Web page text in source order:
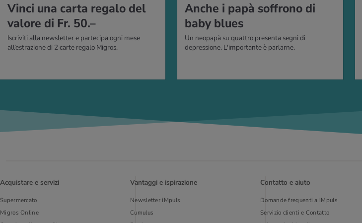
Vinci una carta regalo del
valore di Fr. 50.–
Iscriviti alla newsletter e partecipa ogni mese
all’estrazione di 2 carte regalo Migros.
Anche i papà soffrono di
baby blues
Un neopapà su quattro presenta segni di
depressione. L'importante è parlarne.
Acquistare e servizi
Supermercato
Migros Online
Vantaggi e ispirazione
Newsletter iMpuls
Cumulus
Contatto e aiuto
Domande frequenti a iMpuls
Servizio clienti e Contatto